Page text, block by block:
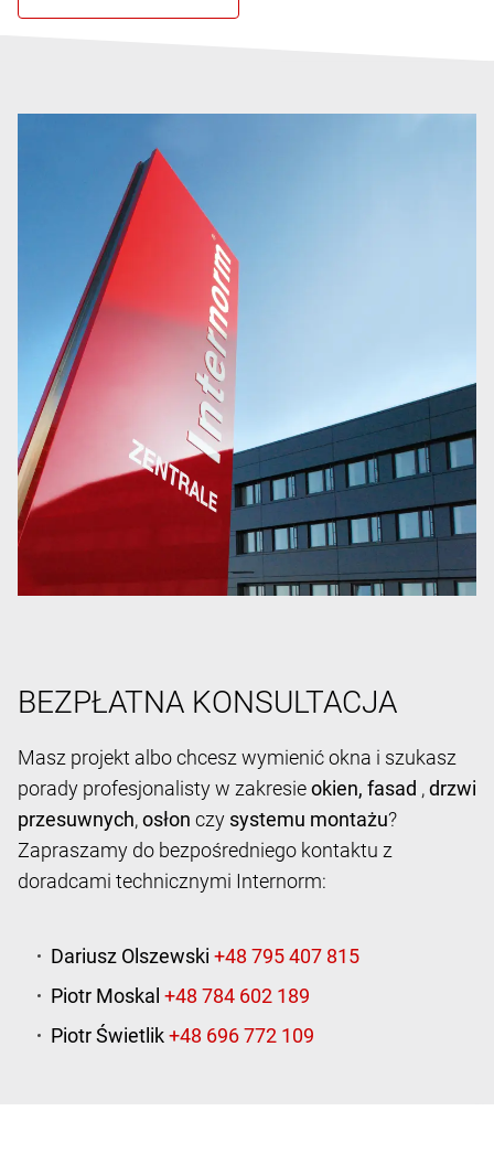
BEZPŁATNA KONSULTACJA
Masz projekt albo chcesz wymienić okna i szukasz
porady profesjonalisty w zakresieokien, fasad ,drzwi
przesuwnych,osłon czy systemu montażu?
Zapraszamy do bezpośredniego kontaktu z
doradcami technicznymi Internorm:
Dariusz Olszewski
Piotr Moskal
Piotr Świetlik